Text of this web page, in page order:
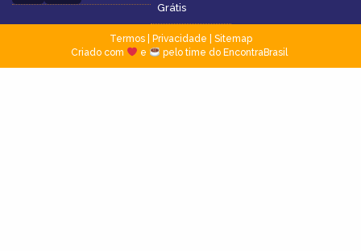
Grátis
Termos| Privacidade
Sitemap
Criado com
e pelo time do EncontraBrasil